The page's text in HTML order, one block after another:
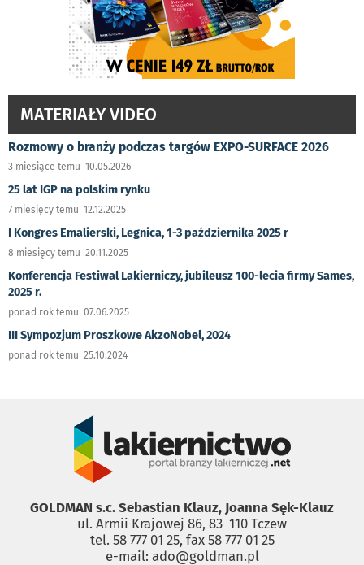
MATERIAŁY VIDEO
Rozmowy o branży podczas targów EXPO-SURFACE 2026
3 miesiące temu 10.05.2026
25 lat IGP na polskim rynku
7 miesięcy temu 12.12.2025
I Kongres Emalierski, Legnica, 1-3 października 2025 r
8 miesięcy temu 20.11.2025
Konferencja Festiwal Lakierniczy, jubileusz 100-lecia firmy Sames,
2025 r.
ponad rok temu 07.06.2025
III Sympozjum Proszkowe AkzoNobel, 2024
ponad rok temu 25.10.2024
GOLDMAN s.c. Sebastian Klauz, Joanna Sęk-Klauz
ul. Armii Krajowej 86, 83 ­ 110 Tczew
tel. 58 777 01 25, fax 58 777 01 25
e-mail: ado@goldman.pl